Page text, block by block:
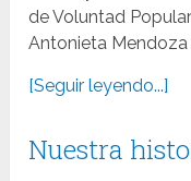
de Voluntad
Antonieta Mendoza
[Seguir leyendo...]
Nuestra